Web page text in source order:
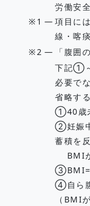
※1 ―
労働安
項目に
線・喀
※2 ―
「腹囲
下記①
必要で
省略す
①40歳
②妊娠
蓄積を
③
BMI
④自ら
（BMI